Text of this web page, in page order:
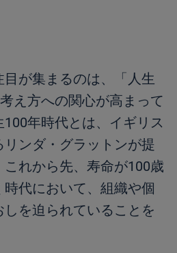
目が集まるのは、「人生
え方への関心が高まって
年時代とは、イギリス
ンダ・グラットンが提
れから先、寿命が100歳
代において、組織や個
を迫られていることを